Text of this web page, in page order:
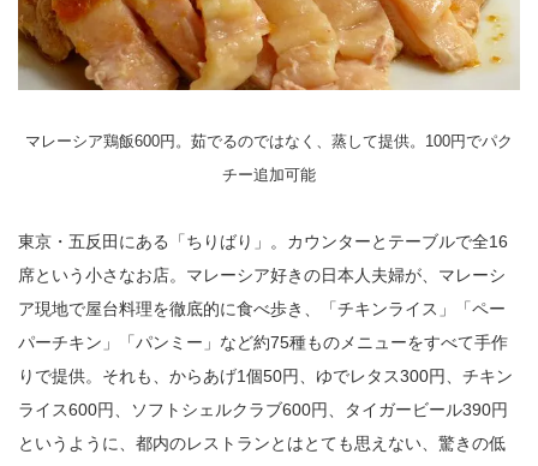
マレーシア鶏飯600円。茹でるのではなく、蒸して提供。100円でパク
チー追加可能
東京・五反田にある「ちりばり」。カウンターとテーブルで全16
席という小さなお店。マレーシア好きの日本人夫婦が、マレーシ
ア現地で屋台料理を徹底的に食べ歩き、「チキンライス」「ペー
パーチキン」「パンミー」など約75種ものメニューをすべて手作
りで提供。それも、からあげ1個50円、ゆでレタス300円、チキン
ライス600円、ソフトシェルクラブ600円、タイガービール390円
というように、都内のレストランとはとても思えない、驚きの低